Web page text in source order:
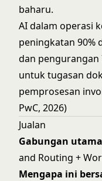
baharu.
AI dalam operasi
peningkatan 90%
dan pengurangan
untuk tugasan
pemprosesan
PwC, 2026)
Jualan
Gabungan utama
and Routing +
Mengapa ini